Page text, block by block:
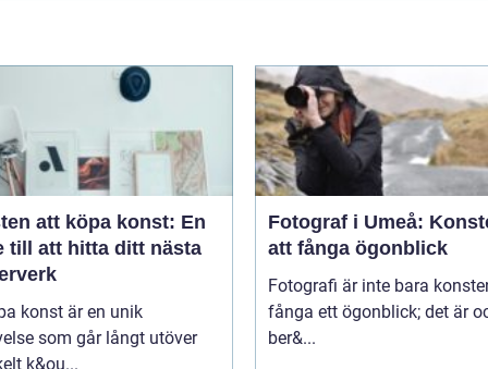
att köpa konst: En
till att hitta ditt nästa
konst är en unik
som går långt utöver
k&ou...
Fotograf i Umeå:
att fånga ögonblick
Fotografi är inte bara
fånga ett ögonblick; det är
ber&...